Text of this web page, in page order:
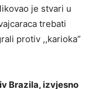
je stvari u
trebati
protiv ,,karioka”
Brazila, izvjesno